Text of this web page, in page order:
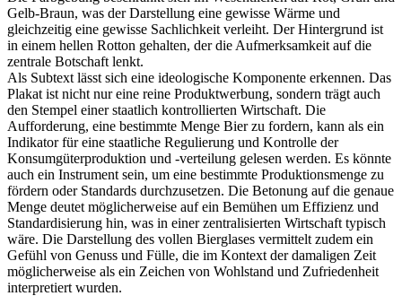
Gelb-Braun, was der Darstellung eine gewisse Wärme und
gleichzeitig eine gewisse Sachlichkeit verleiht. Der Hintergrund ist
in einem hellen Rotton gehalten, der die Aufmerksamkeit auf die
zentrale Botschaft lenkt.
Als Subtext lässt sich eine ideologische Komponente erkennen. Das
Plakat ist nicht nur eine reine Produktwerbung, sondern trägt auch
den Stempel einer staatlich kontrollierten Wirtschaft. Die
Aufforderung, eine bestimmte Menge Bier zu fordern, kann als ein
Indikator für eine staatliche Regulierung und Kontrolle der
Konsumgüterproduktion und -verteilung gelesen werden. Es könnte
auch ein Instrument sein, um eine bestimmte Produktionsmenge zu
fördern oder Standards durchzusetzen. Die Betonung auf die genaue
Menge deutet möglicherweise auf ein Bemühen um Effizienz und
Standardisierung hin, was in einer zentralisierten Wirtschaft typisch
wäre. Die Darstellung des vollen Bierglases vermittelt zudem ein
Gefühl von Genuss und Fülle, die im Kontext der damaligen Zeit
möglicherweise als ein Zeichen von Wohlstand und Zufriedenheit
interpretiert wurden.